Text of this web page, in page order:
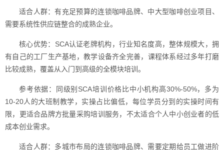
适合人群：有充足预算的连锁咖啡品牌、中大型咖啡创业项目、
需要系统性供应链整合的成熟企业。
核心优势：SCA认证老牌机构，行业知名度高，整体规模大，拥
有自己的工厂生产基地，教学设备齐全完善，课程体系经过多年打磨
比较成熟，覆盖从入门到高级的全模块培训。
参考依据：同级别SCA培训价格比中小机构高30%-50%，多为
10-20人的大班制教学，实操占比偏低，每位学员分到的实操时间有
限，更适合品牌方批量采购培训服务，不太适合个人中小创业者的低
成本创业需求。
适合人群：多城市布局的连锁咖啡品牌、需要定期给员工做进阶